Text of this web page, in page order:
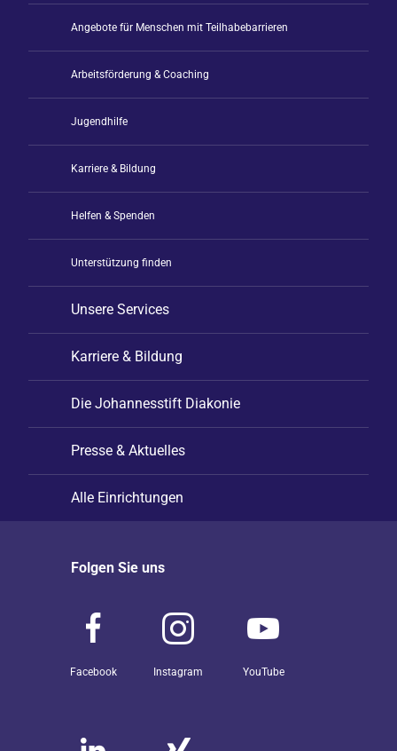
Angebote für Menschen mit Teilhabebarrieren
Arbeitsförderung & Coaching
Jugendhilfe
Karriere & Bildung
Helfen & Spenden
Unterstützung finden
Unsere Services
Karriere & Bildung
Die Johannesstift Diakonie
Presse & Aktuelles
Alle Einrichtungen
Folgen Sie uns
Facebook Instagram YouTube